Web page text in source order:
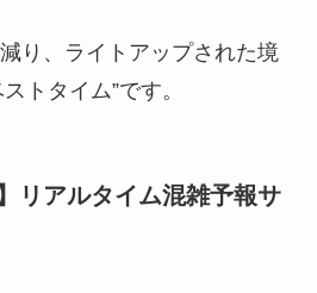
り、ライトアップされた境
トタイム”です。
リアルタイム混雑予報サ